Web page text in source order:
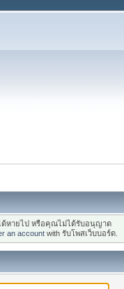
หายไป หรือคุณไม่ได้รับอนุญาต
an account with รับโพสเว็บบอร์ด.